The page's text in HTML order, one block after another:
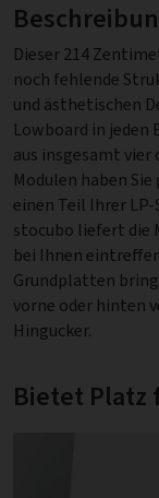
Dieser 214
noch fehlende
und ästhetischen
Lowboard in jeden
aus insgesamt vier
Modulen haben
einen Teil Ihrer
stocubo liefert die
bei Ihnen
Grundplatten
vorne oder hinten
Hingucker.
Bietet Platz